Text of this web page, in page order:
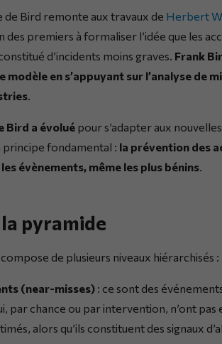
de Bird remonte aux travaux de Herbert
des premiers à formaliser l’idée que les
d’incidents moins graves. Frank
en s’appuyant sur l’analyse de
Bird a évolué pour s’adapter aux
fondamental : la prévention des
évènements, même les plus bénins
pyramide
de plusieurs niveaux hiérarchisés :
(near-misses) : ce sont des
par chance ou par intervention, n’ont pas
alors qu’ils constituent des signaux